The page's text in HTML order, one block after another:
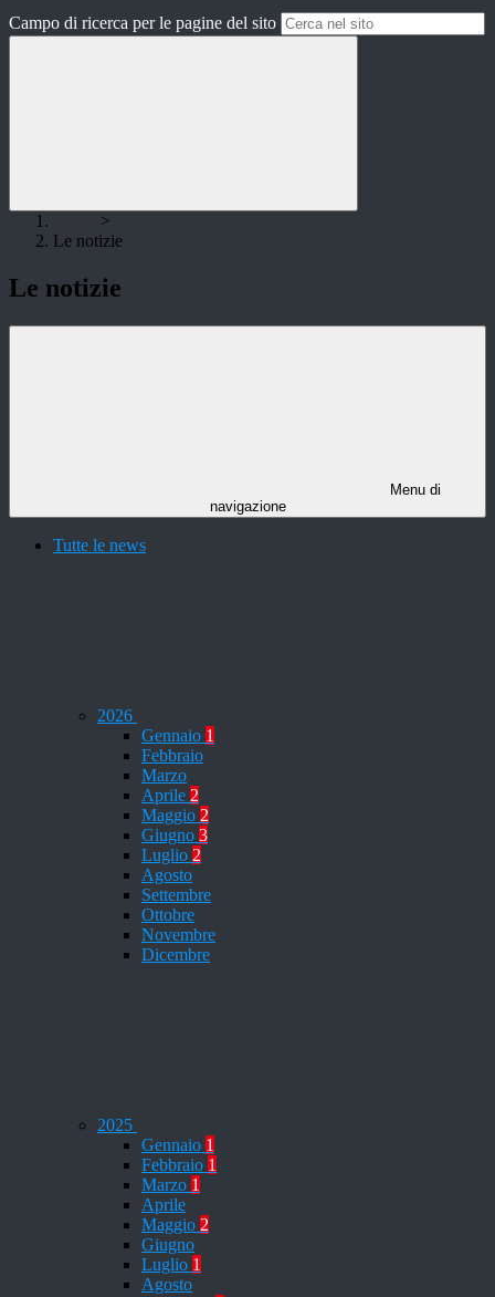
Campo di ricerca per le pagine del sito
>
Le notizie
Le notizie
Menu di
navigazione
Tutte le news
2026
Gennaio 1
Febbraio
Marzo
Aprile 2
Maggio 2
Giugno 3
Luglio 2
Agosto
Settembre
Ottobre
Novembre
Dicembre
2025
Gennaio 1
Febbraio 1
Marzo 1
Aprile
Maggio 2
Giugno
Luglio 1
Agosto